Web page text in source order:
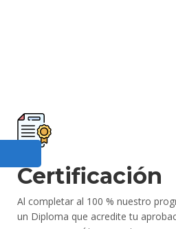
Certificación
Al completar al 100 % nuestro
un Diploma que acredite tu